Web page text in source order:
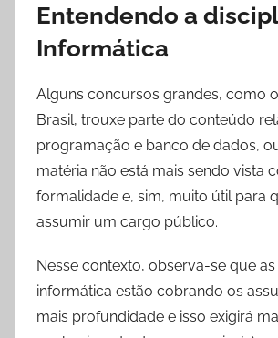
Entendendo a
Informática
Alguns concursos grandes, como
Brasil, trouxe parte do conteúdo
programação e banco de dados,
matéria não está mais sendo vista
formalidade e, sim, muito útil para
assumir um cargo público.
Nesse contexto, observa-se que
informática estão cobrando os
mais profundidade e isso exigirá